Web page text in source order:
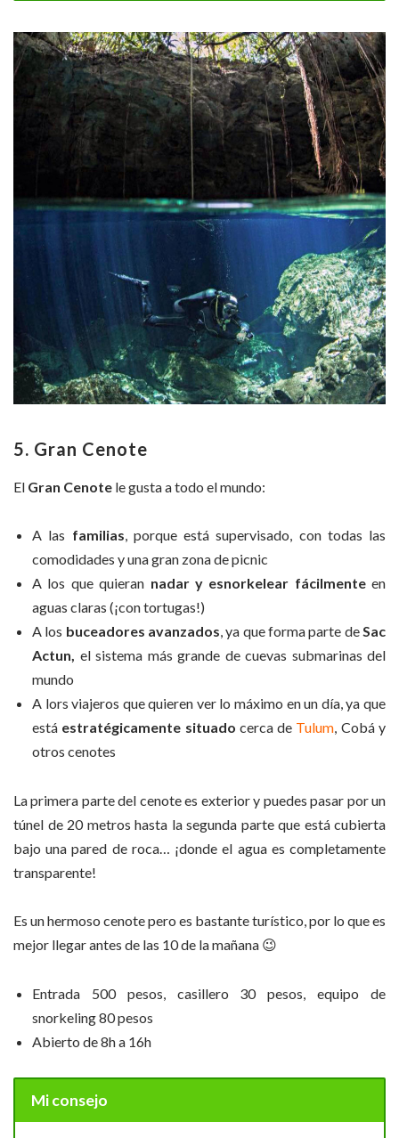
5. Gran Cenote
El Gran Cenote le gusta a todo el mundo:
A las familias, porque está supervisado, con todas las
comodidades y una gran zona de picnic
A los que quieran nadar y esnorkelear fácilmenteen
aguas claras (¡con tortugas!)
A los buceadores avanzados, ya que forma parte deSac
Actun, el sistema más grande de cuevas submarinas del
mundo
A lors viajeros que quieren ver lo máximo en un día, ya que
está estratégicamente situado cerca de Tulum, Cobá y
otros cenotes
La primera parte del cenote es exterior y puedes pasar por un
túnel de 20 metros hasta la segunda parte que está cubierta
bajo una pared de roca… ¡donde el agua es completamente
transparente!
Es un hermoso cenote pero es bastante turístico, por lo que es
mejor llegar antes de las 10 de la mañana 😉
Entrada 500 pesos, casillero 30 pesos, equipo de
snorkeling 80 pesos
Abierto de 8h a 16h
Mi consejo